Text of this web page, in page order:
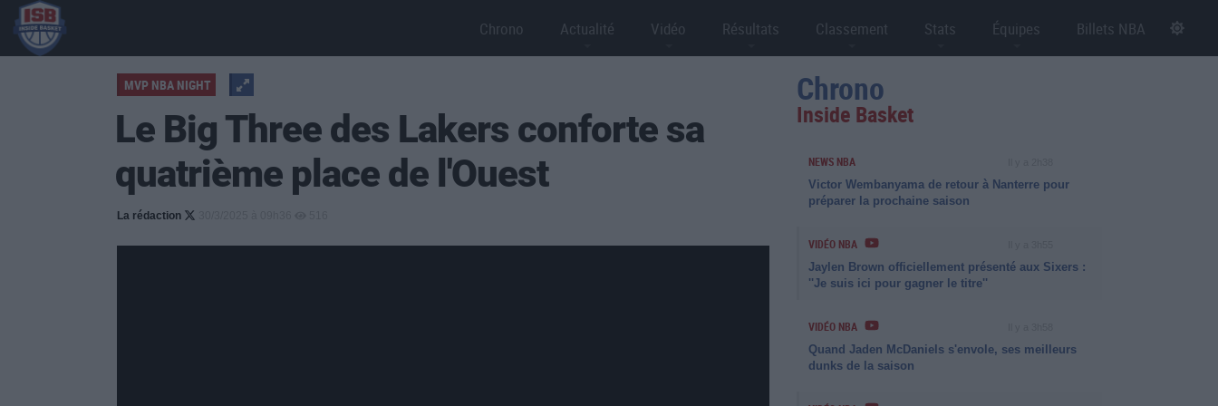
Chrono Actualité Vidéo Résultats Classement Stats Équipes Billets NBA
MVP NBA NIGHT
Le Big Three des Lakers conforte sa
quatrième place de l'Ouest
La rédaction
Chrono
Inside Basket
NEWS NBA
Victor Wembanyama de retour à Nanterre pour
préparer la prochaine saison
VIDÉO NBA
Jaylen Brown officiellement présenté aux Sixers :
''Je suis ici pour gagner le titre''
VIDÉO NBA
Quand Jaden McDaniels s'envole, ses meilleurs
dunks de la saison